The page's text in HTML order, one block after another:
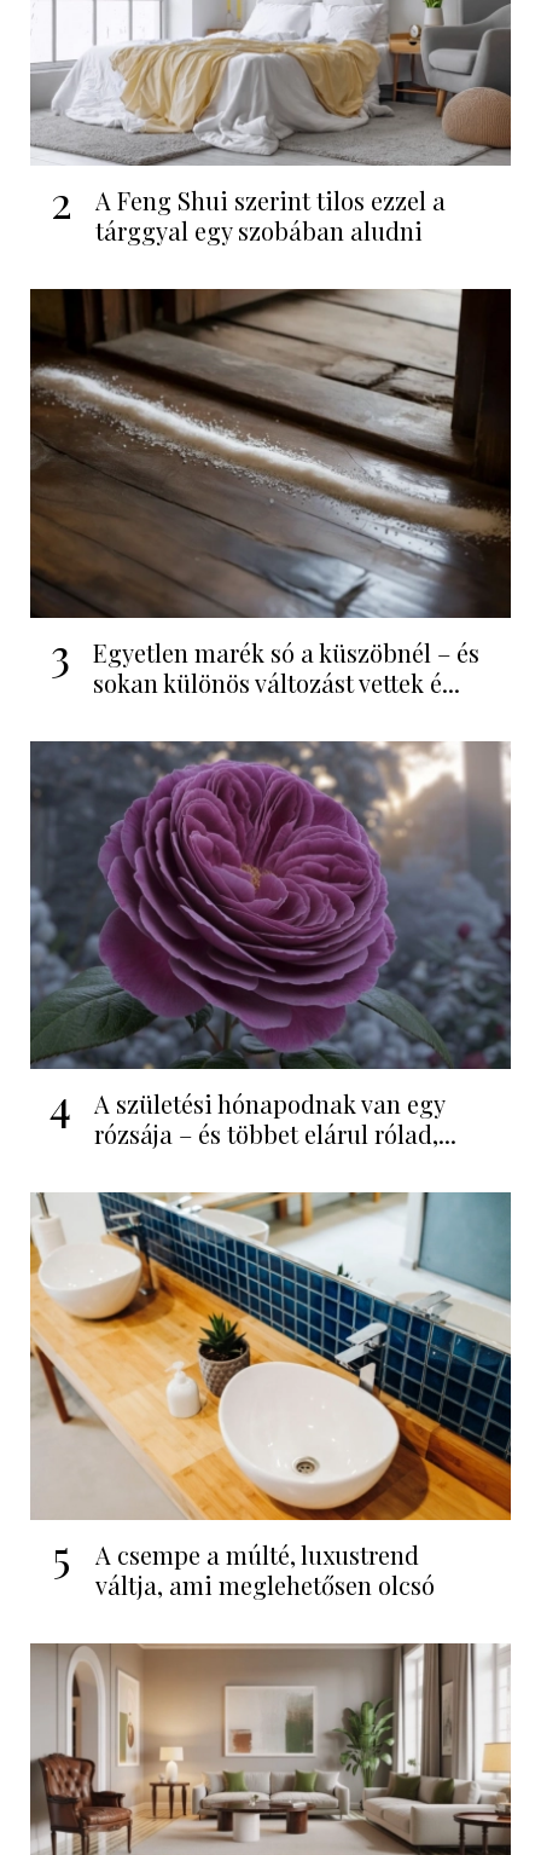
2
A Feng Shui szerint tilos ezzel a
tárggyal egy szobában aludni
3
Egyetlen marék só a küszöbnél – és
sokan különös változást vettek é...
4
A születési hónapodnak van egy
rózsája – és többet elárul rólad,...
5
A csempe a múlté, luxustrend
váltja, ami meglehetősen olcsó